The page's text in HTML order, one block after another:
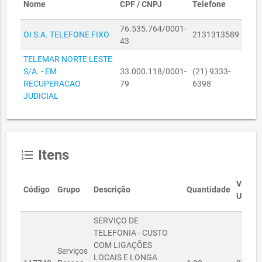
26040007/2021 26/04/2021
01040453/2021
SECRETARIA DA
SEGURANÇA
01/04/2021
4.586,56
01090384/2022
SECRETARIA
SAÚDE
SECRETARIA
MUNICIPAL DA
SAÚDE
Nome CPF / CNPJ Telefone
OI S.A. TELEFONE FIXO
76.535.764/0001-
43
2131313589
TELEMAR NORTE LESTE
S/A. - EM
RECUPERACAO
JUDICIAL
33.000.118/0001-
79
(21) 9333-
6398
format_list_numbered Itens
Código Grupo Descrição Quantidade
Valor
Serviços
SERVIÇO DE
TELEFONIA - CUSTO
COM LIGAÇÕES
LOCAIS E LONGA